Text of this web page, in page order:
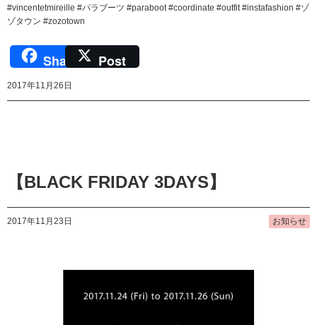
#vincentetmireille #パラブーツ #paraboot #coordinate #outfit #instafashion #ゾ
ゾタウン #zozotown
Share Post
2017年11月26日
【BLACK FRIDAY 3DAYS】
2017年11月23日 お知らせ